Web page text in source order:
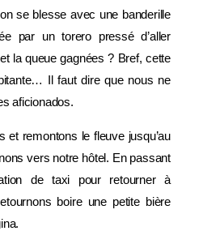
se blesse avec une banderille
par un torero pressé d’aller
la queue gagnées ? Bref, cette
Il faut dire que nous ne
aficionados.
et remontons le fleuve jusqu’au
vers notre hôtel. En passant
de taxi pour retourner à
boire une petite bière